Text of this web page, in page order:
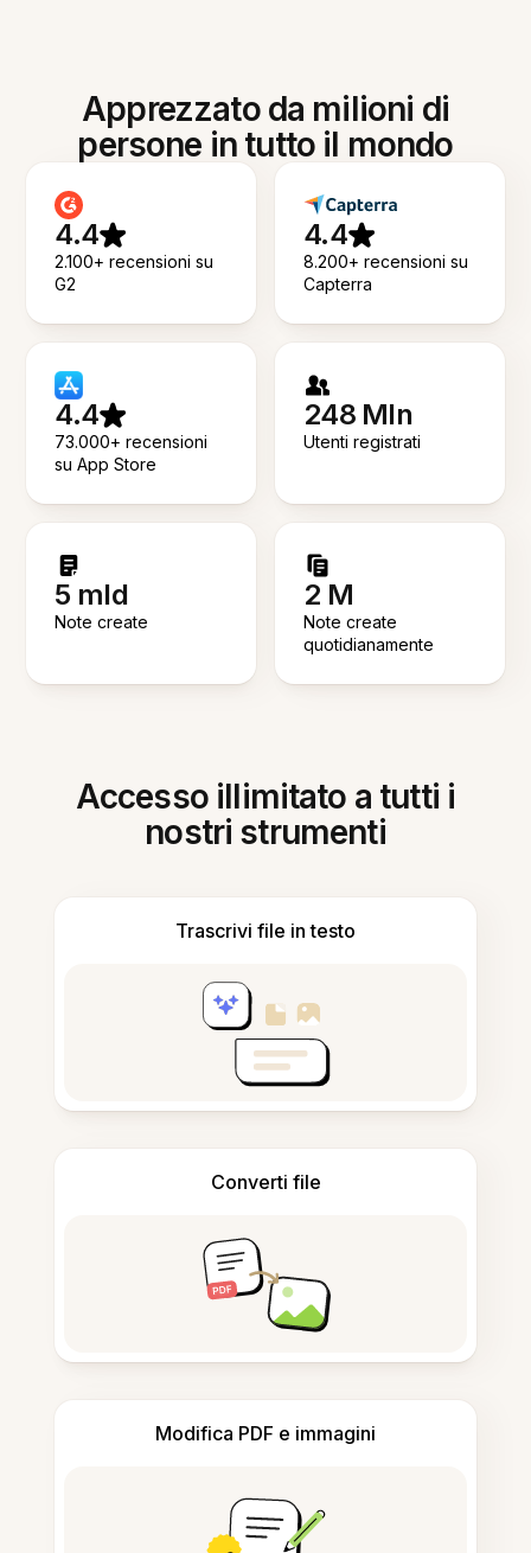
Apprezzato da milioni di
persone in tutto il mondo
4.4
2.100+ recensioni su
G2
4.4
8.200+ recensioni su
Capterra
4.4
73.000+ recensioni
su App Store
248 Mln
Utenti registrati
5 mld
Note create
2 M
Note create
quotidianamente
Accesso illimitato a tutti i
nostri strumenti
Trascrivi file in testo
Converti file
Modifica PDF e immagini